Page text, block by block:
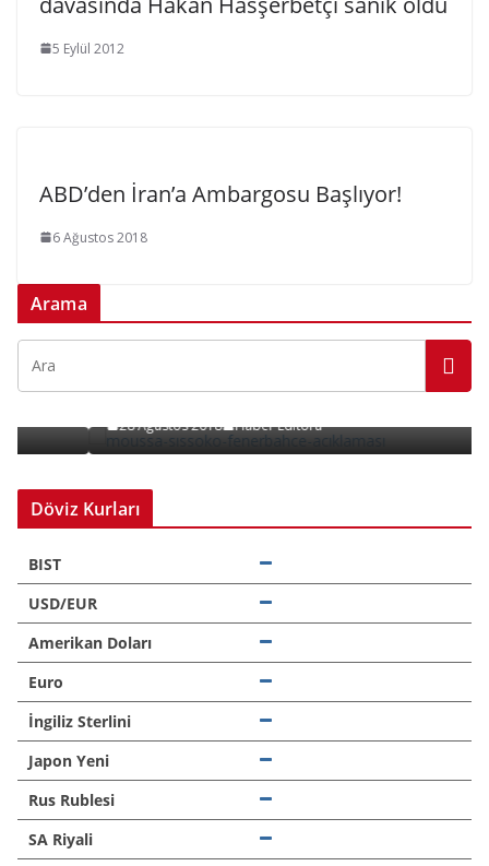
5 Eylül 2012
ABD’den İran’a Ambargosu Başlıyor!
6 Ağustos 2018
Arama
Moussa Sissoko’la Bir İlişkimiz Yok!
28 Ağustos 2018 Haber Editörü
Döviz Kurları
BIST
USD/EUR
Amerikan Doları
Euro
İngiliz Sterlini
Japon Yeni
Rus Rublesi
SA Riyali